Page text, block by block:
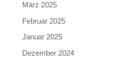
März 2025
Februar 2025
Januar 2025
Dezember 2024